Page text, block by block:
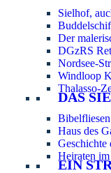
Sielhof,
Der
DGzRS
Nordsee-
Windloop
Thalasso-
DAS
Haus des
Geschichte
Heiraten
EIN